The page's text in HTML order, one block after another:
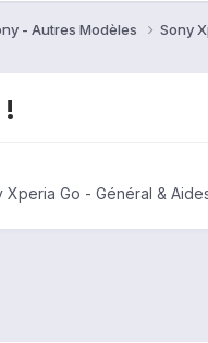
- Autres Modèles Sony
Xperia Go - Général &